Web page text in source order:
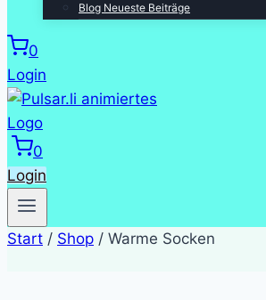
Blog Neueste Beiträge
0
Login
0
Login
Start / Shop / Warme Socken